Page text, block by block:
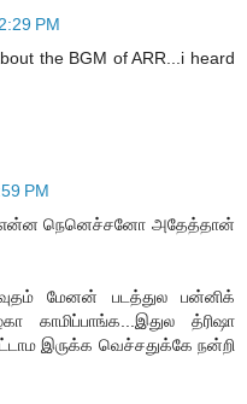
PM
the BGM of ARR...i heard
PM
என்ன நெனெச்சனோ அதேத்தான்
மேனன் படத்துல பன்னிக்
காமிப்பாங்க...இதுல த்ரிஷா
இருக்க வெச்சதுக்கே நன்றி